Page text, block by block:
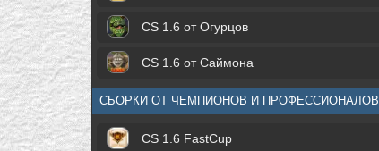
CS 1.6 от Огурцов
CS 1.6 от Саймона
СБОРКИ ОТ ЧЕМПИОНОВ И ПРОФЕССИОНАЛОВ
CS 1.6 FastCup